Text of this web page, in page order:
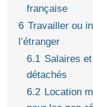
française
6 Travailler ou
l’étranger
6.1 Salaires
détachés
6.2 Location